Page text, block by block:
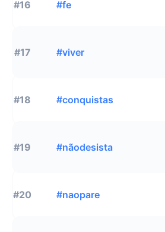
#16 #fe
#17 #viver
#18 #conquistas
#19 #nãodesista
#20 #naopare